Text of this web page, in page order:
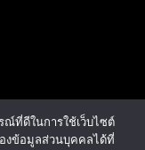
ณ์ที่ดีในการใช้เว็บไซต์
งข้อมูลส่วนบุคคลได้ที่